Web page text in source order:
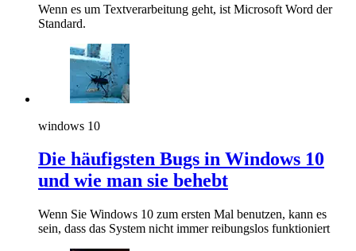
Wenn es um Textverarbeitung geht, ist Microsoft Word der
Standard.
windows 10
Die häufigsten Bugs in Windows 10
und wie man sie behebt
Wenn Sie Windows 10 zum ersten Mal benutzen, kann es
sein, dass das System nicht immer reibungslos funktioniert